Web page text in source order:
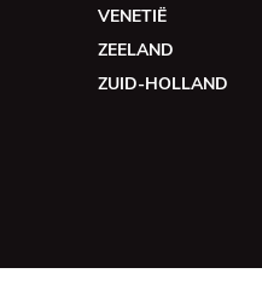
VENETIË
ZEELAND
ZUID-HOLLAND